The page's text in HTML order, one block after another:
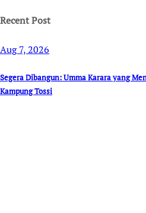
Recent Post
Aug 7, 2026
Segera Dibangun: Umma Karara yang
Kampung Tossi